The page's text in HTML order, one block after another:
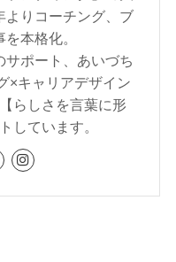
よりコーチング、ブ
本格化。
ポート、あいづち
×キャリアデザイン
らしさを言葉に形
しています。